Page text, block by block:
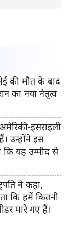
की मौत के बाद
का नया नेतृत्व
इसराइली
उन्होंने इस
यह उम्मीद से
ने कहा,
कि हमें कितनी
मारे गए हैं।